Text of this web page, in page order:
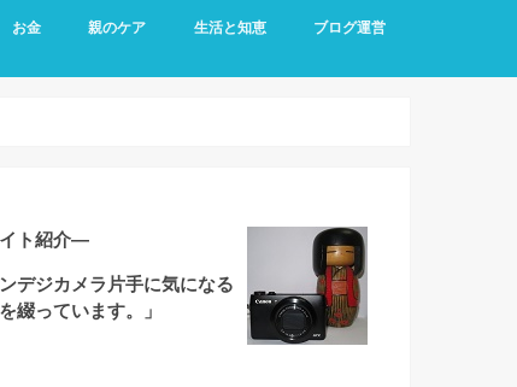
お金 親のケア 生活と知恵 ブログ運営
ト紹介―
ンデジカメラ片手に気になる
綴っています。」